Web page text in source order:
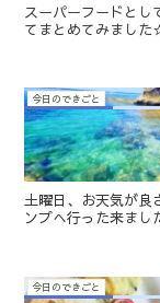
スーパーフードとし
てまとめてみまし
今日のできごと
土曜日、お天気が良
ンプへ行った来ま
今日のできごと